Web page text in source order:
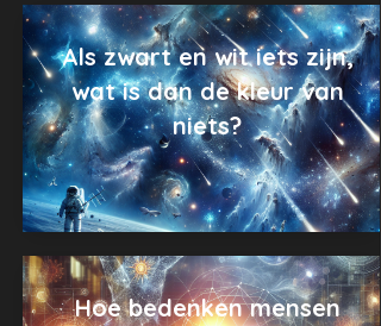
Als zwart en wit iets zijn,
wat is dan de kleur van
niets?
Hoe bedenken mensen